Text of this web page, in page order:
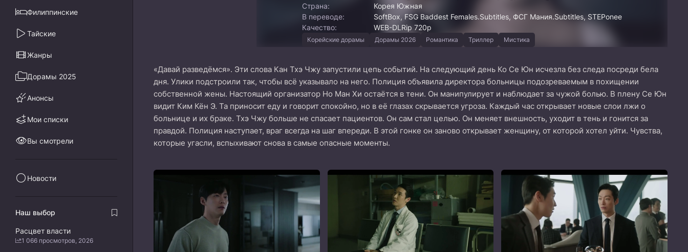
Страна:
Корея Южная
В переводе:
SoftBox, FSG Baddest Females.Subtitles, ФСГ Мания.Subtitles, STEPonee
Качество:
WEB-DLRip 720p
Корейские дорамы Дорамы 2026 Романтика Триллер Мистика
«Давай разведёмся». Эти слова Кан Тхэ Чжу запустили цепь событий. На следующий день Ко Се Юн исчезла без следа посреди бела
дня. Улики подстроили так, чтобы всё указывало на него. Полиция объявила директора больницы подозреваемым в похищении
собственной жены. Настоящий организатор Но Ман Хи остаётся в тени. Он манипулирует и наблюдает за чужой болью. В плену Се Юн
видит Ким Кён Э. Та приносит еду и говорит спокойно, но в её глазах скрывается угроза. Каждый час открывает новые слои лжи о
больнице и их браке. Тхэ Чжу больше не спасает пациентов. Он сам стал целью. Он меняет внешность, уходит в тень и гонится за
правдой. Полиция наступает, враг всегда на шаг впереди. В этой гонке он заново открывает женщину, от которой хотел уйти. Чувства,
которые угасли, вспыхивают снова в самые опасные моменты.
Филиппинские
Тайские
Жанры
Дорамы 2025
Анонсы
Мои списки
Вы смотрели
Новости
Наш выбор
Расцвет власти
1 066 просмотров, 2026